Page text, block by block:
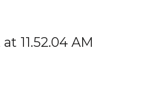
ಜನರಿಗೆ ತಿಳಿಸಿ: ಶಾಸಕ ರಾಜೇಶ್ ನಾಯ್ಕ್
ಸ್ಕೂಟರ್ ಸಹಸವಾರ ಬಲಿ, ಸವಾರ ಗಂಭೀರ
11.52.04 AM